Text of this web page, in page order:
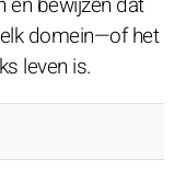
domein—of het
leven is.